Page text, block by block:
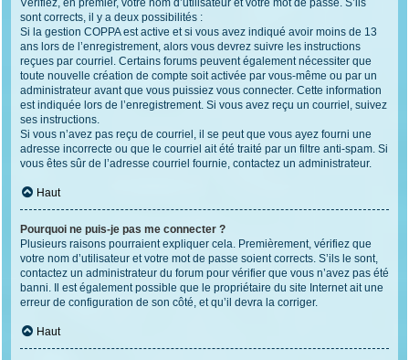
Vérifiez, en premier, votre nom d’utilisateur et votre mot de passe. S’ils
sont corrects, il y a deux possibilités :
Si la gestion COPPA est active et si vous avez indiqué avoir moins de 13
ans lors de l’enregistrement, alors vous devrez suivre les instructions
reçues par courriel. Certains forums peuvent également nécessiter que
toute nouvelle création de compte soit activée par vous-même ou par un
administrateur avant que vous puissiez vous connecter. Cette information
est indiquée lors de l’enregistrement. Si vous avez reçu un courriel, suivez
ses instructions.
Si vous n’avez pas reçu de courriel, il se peut que vous ayez fourni une
adresse incorrecte ou que le courriel ait été traité par un filtre anti-spam. Si
vous êtes sûr de l’adresse courriel fournie, contactez un administrateur.
Haut
Pourquoi ne puis-je pas me connecter ?
Plusieurs raisons pourraient expliquer cela. Premièrement, vérifiez que
votre nom d’utilisateur et votre mot de passe soient corrects. S’ils le sont,
contactez un administrateur du forum pour vérifier que vous n’avez pas été
banni. Il est également possible que le propriétaire du site Internet ait une
erreur de configuration de son côté, et qu’il devra la corriger.
Haut